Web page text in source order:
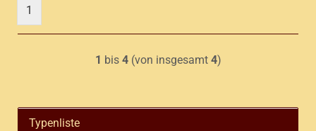
1
1 bis 4(von insgesamt 4)
Typenliste